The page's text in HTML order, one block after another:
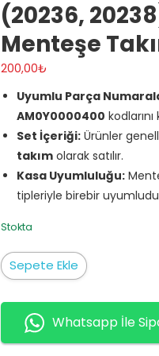
(20236,
Menteşe
200,00₺
Uyumlu Parça
AM0Y0000400
Set İçeriği: Ürünler
takım olarak satılır.
Kasa Uyumluluğu:
tipleriyle birebir
Stokta
Lenovo
IdeaPad
G500,
G505,
G510
Sepete Ekle
Whatsapp İle